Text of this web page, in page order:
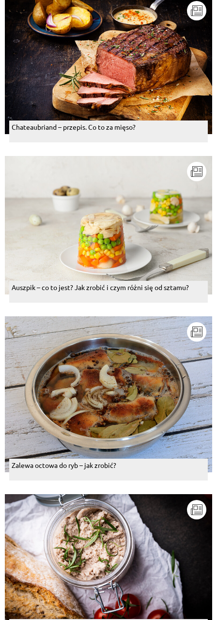
Chateaubriand – przepis. Co to za mięso?
Auszpik – co to jest? Jak zrobić i czym różni się od sztamu?
Zalewa octowa do ryb – jak zrobić?